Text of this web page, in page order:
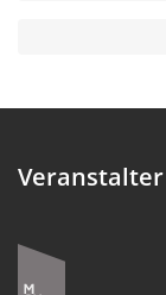
Veranstalter